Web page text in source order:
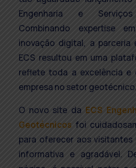
Engenharia e Serviços
Combinando expertise
inovação digital, a parceria
ECS resultou em uma
reflete toda a excelência e
empresa no setor geotécnico.
O novo site da ECS
Geotécnicos foi
para oferecer aos visitantes
informativa e agradável.